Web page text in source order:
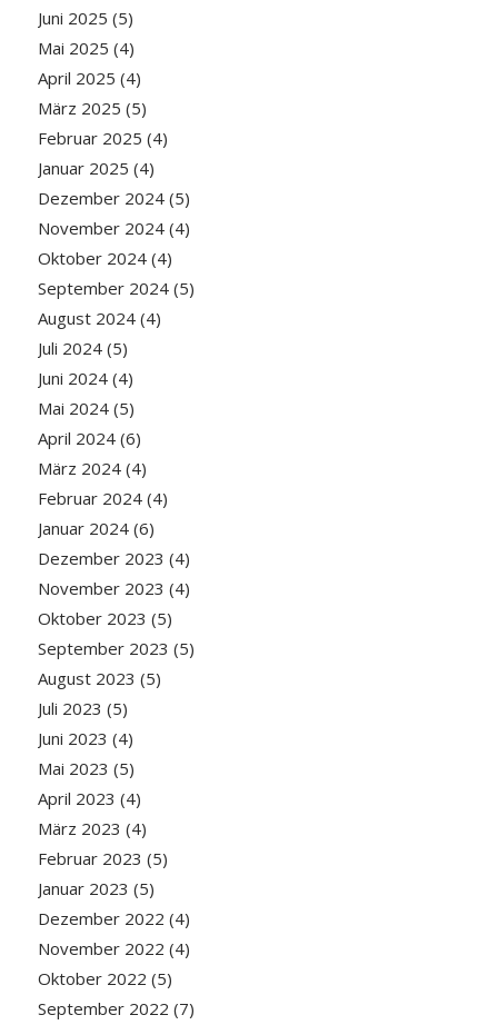
Juni 2025 (5)
Mai 2025 (4)
April 2025 (4)
März 2025 (5)
Februar 2025 (4)
Januar 2025 (4)
Dezember 2024(5)
November 2024(4)
Oktober 2024(4)
September 2024(5)
August 2024(4)
Juli 2024(5)
Juni 2024(4)
Mai 2024(5)
April 2024(6)
März 2024(4)
Februar 2024(4)
Januar 2024(6)
Dezember 2023 (4)
November 2023 (4)
Oktober 2023 (5)
September 2023 (5)
August 2023 (5)
Juli 2023 (5)
Juni 2023 (4)
Mai 2023 (5)
April 2023 (4)
März 2023 (4)
Februar 2023 (5)
Januar 2023 (5)
Dezember 2022 (4)
November 2022 (4)
Oktober 2022 (5)
September 2022 (7)